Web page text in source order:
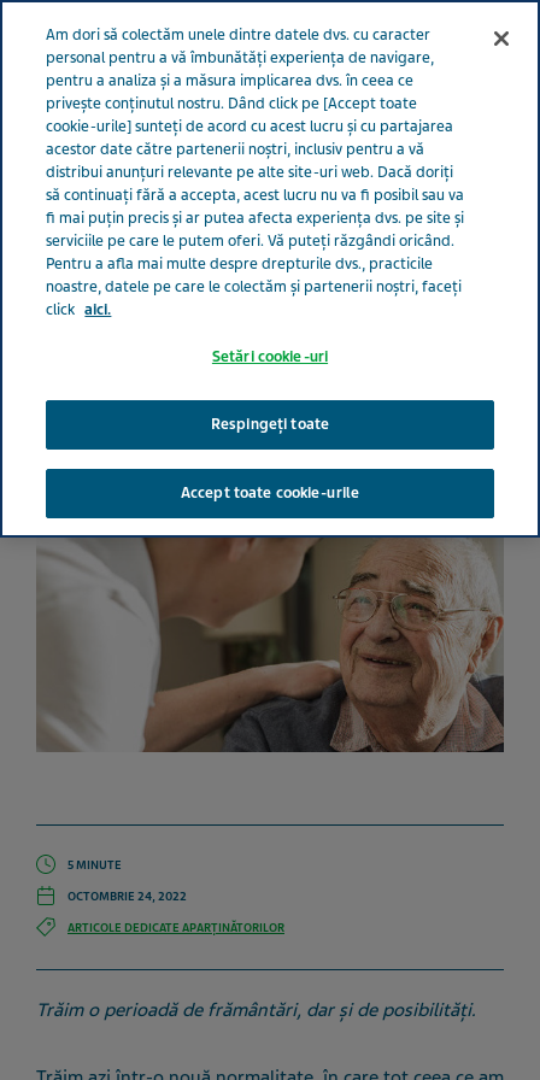
GRIJĂ PENTRU VIAȚĂ
România Grijă pentru viață Toate povestile
fost diagnosticat cu demență: Noua normalitate pentru mine ca aparținător
Tatăl meu a fost
diagnosticat cu demență:
Noua normalitate pentru
mine ca aparținător
5 MINUTE
OCTOMBRIE 24, 2022
ARTICOLE DEDICATE APARȚINĂTORILOR
Trăim o perioadă de frământări, dar și de posibilități.
Am dori să colectăm unele dintre datele dvs. cu caracter
personal pentru a vă îmbunătăți experiența de navigare,
pentru a analiza și a măsura implicarea dvs. în ceea ce
privește conținutul nostru. Dând click pe [Accept toate
cookie-urile] sunteți de acord cu acest lucru și cu partajarea
acestor date către partenerii noștri, inclusiv pentru a vă
distribui anunțuri relevante pe alte site-uri web. Dacă doriți
să continuați fără a accepta, acest lucru nu va fi posibil sau va
fi mai puțin precis și ar putea afecta experiența dvs. pe site și
serviciile pe care le putem oferi. Vă puteți răzgândi oricând.
Pentru a afla mai multe despre drepturile dvs., practicile
noastre, datele pe care le colectăm și partenerii noștri, faceți
click aici.
Setări cookie-uri
Respingeți toate
Accept toate cookie-urile